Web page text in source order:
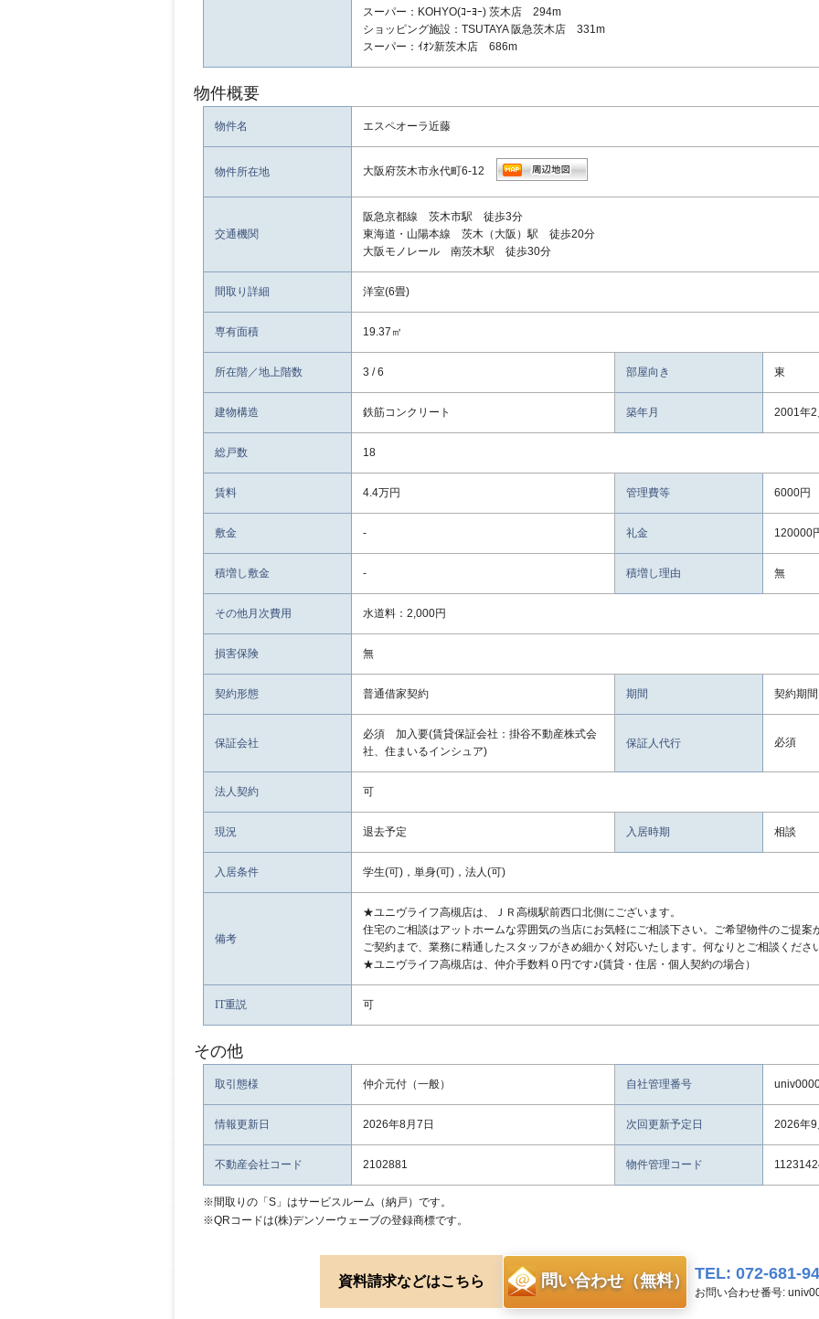
スーパー：KOHYO(ｺｰﾖｰ) 茨木店 294m
ショッピング施設：TSUTAYA 阪急茨木店 331m
スーパー：ｲｵﾝ新茨木店 686m
物件概要
物件名 エスペオーラ近藤
物件所在地 大阪府茨木市永代町6-12
交通機関
阪急京都線 茨木市駅 徒歩3分
東海道・山陽本線 茨木（大阪）駅 徒歩20分
大阪モノレール 南茨木駅 徒歩30分
間取り詳細 洋室(6畳)
専有面積 19.37㎡
所在階／地上階数 3 / 6 部屋向き 東
建物構造 鉄筋コンクリート 築年月 2001年2
総戸数 18
賃料 4.4万円 管理費等 6000円
敷金 - 礼金 120000
積増し敷金 - 積増し理由 無
その他月次費用 水道料：2,000円
損害保険 無
契約形態 普通借家契約 期間 契約期
保証会社
必須 加入要(賃貸保証会社：掛谷不動産株式会
社、住まいるインシュア)
保証人代行 必須
法人契約 可
現況 退去予定 入居時期 相談
入居条件 学生(可)，単身(可)，法人(可)
備考
★ユニヴライフ高槻店は、ＪＲ高槻駅前西口北側にございます。
住宅のご相談はアットホームな雰囲気の当店にお気軽にご相談下さい。ご希望物件のご提
ご契約まで、業務に精通したスタッフがきめ細かく対応いたします。何なりとご相談くださ
★ユニヴライフ高槻店は、仲介手数料０円です♪(賃貸・住居・個人契約の場合）
IT重説 可
その他
取引態様 仲介元付（一般） 自社管理番号
情報更新日 2026年8月7日 次回更新予定日 2026年
不動産会社コード 2102881 物件管理コード
※間取りの「S」はサービスルーム（納戸）です。
※QRコードは(株)デンソーウェーブの登録商標です。
資料請求などはこちら 問い合わせ（無料） TEL: 072-681-
お問い合わせ番号: